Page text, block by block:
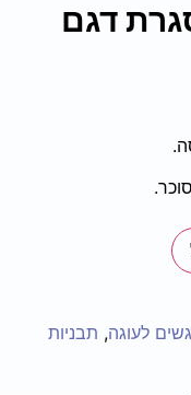
דגם
לעוגה, תבניות